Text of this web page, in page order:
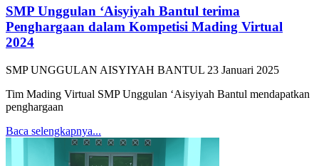
SMP Unggulan ‘Aisyiyah Bantul terima
Penghargaan dalam Kompetisi Mading Virtual
2024
SMP UNGGULAN AISYIYAH BANTUL 23 Januari 2025
Tim Mading Virtual SMP Unggulan ‘Aisyiyah Bantul mendapatkan
penghargaan
Baca selengkapnya...